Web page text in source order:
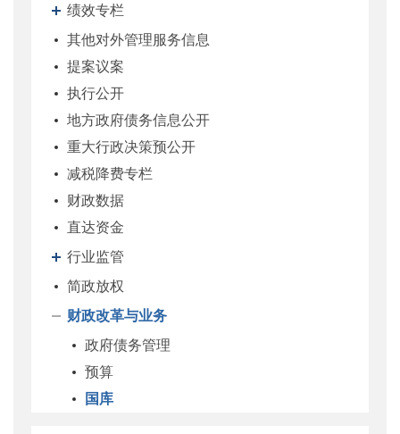
绩效专栏
其他对外管理服务信息
提案议案
执行公开
地方政府债务信息公开
重大行政决策预公开
减税降费专栏
财政数据
直达资金
行业监管
简政放权
财政改革与业务
政府债务管理
预算
国库